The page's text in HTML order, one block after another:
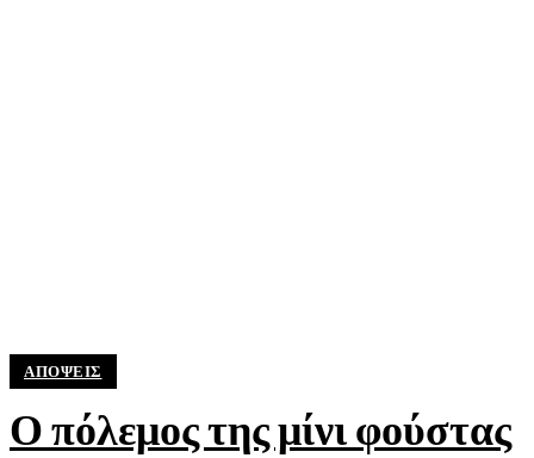
ΑΠΟΨΕΙΣ
Ο πόλεμος της μίνι φούστας